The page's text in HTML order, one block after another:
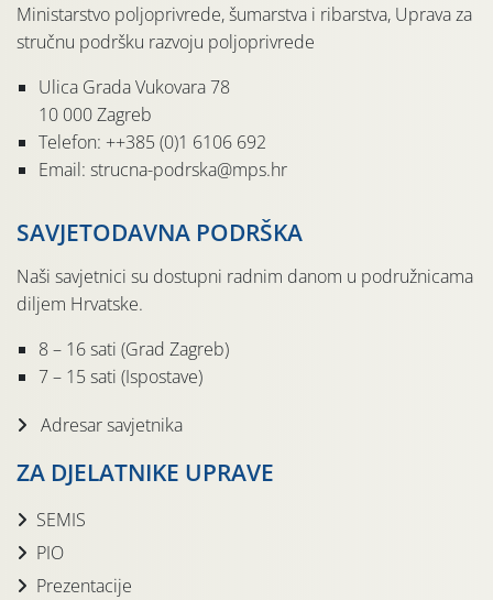
Ministarstvo poljoprivrede, šumarstva i ribarstva, Uprava za
stručnu podršku razvoju poljoprivrede
Ulica Grada Vukovara 78
10 000 Zagreb
Telefon: ++385 (0)1 6106 692
Email: strucna-podrska@mps.hr
SAVJETODAVNA PODRŠKA
Naši savjetnici su dostupni radnim danom u podružnicama
diljem Hrvatske.
8 – 16 sati (Grad Zagreb)
7 – 15 sati (Ispostave)
Adresar savjetnika
ZA DJELATNIKE UPRAVE
SEMIS
PIO
Prezentacije